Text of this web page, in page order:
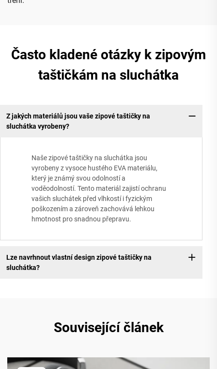
Často kladené otázky k zipovým
taštičkám na sluchátka
Z jakých materiálů jsou vaše zipové taštičky na
sluchátka vyrobeny?
Naše zipové taštičky na sluchátka jsou
vyrobeny z vysoce hustého EVA materiálu,
který je známý svou odolností a
voděodolností. Tento materiál zajistí ochranu
vašich sluchátek před vlhkostí i fyzickým
poškozením a zároveň zachovává lehkou
hmotnost pro snadnou přepravu.
Lze navrhnout vlastní design zipové taštičky na
sluchátka?
Související článek